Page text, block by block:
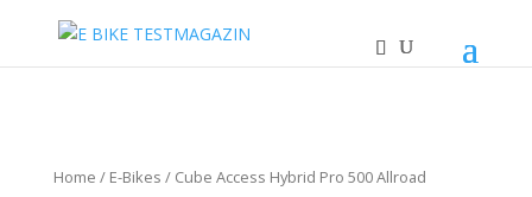
Home / E-Bikes / Cube Access Hybrid Pro 500 Allroad